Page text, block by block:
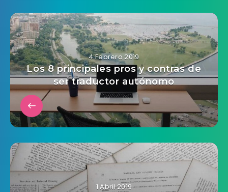
4 Febrero 2019
Los 8 principales pros y contras de
ser traductor autónomo
1 Abril 2019